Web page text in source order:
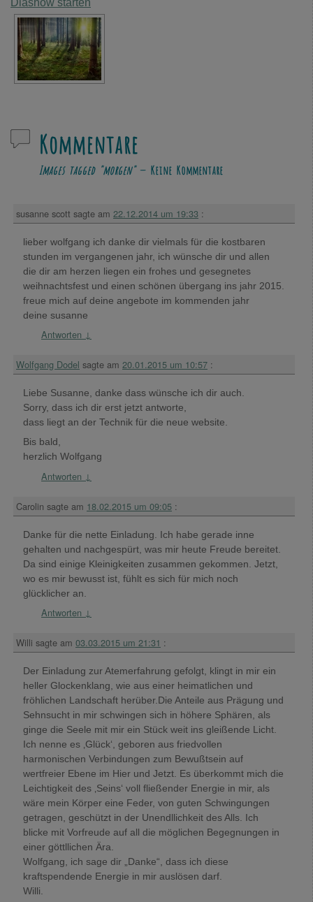
Diashow starten
Kommentare
Images tagged "morgen"— Keine Kommentare
susanne scott sagte am 22.12.2014 um 19:33 :
lieber wolfgang ich danke dir vielmals für die kostbaren
stunden im vergangenen jahr, ich wünsche dir und allen
die dir am herzen liegen ein frohes und gesegnetes
weihnachtsfest und einen schönen übergang ins jahr 2015.
freue mich auf deine angebote im kommenden jahr
deine susanne
Antworten ↓
Wolfgang Dodel sagte am 20.01.2015 um 10:57 :
Liebe Susanne, danke dass wünsche ich dir auch.
Sorry, dass ich dir erst jetzt antworte,
dass liegt an der Technik für die neue website.
Bis bald,
herzlich Wolfgang
Antworten ↓
Carolin sagte am 18.02.2015 um 09:05 :
Danke für die nette Einladung. Ich habe gerade inne
gehalten und nachgespürt, was mir heute Freude bereitet.
Da sind einige Kleinigkeiten zusammen gekommen. Jetzt,
wo es mir bewusst ist, fühlt es sich für mich noch
glücklicher an.
Antworten ↓
Willi sagte am 03.03.2015 um 21:31 :
Der Einladung zur Atemerfahrung gefolgt, klingt in mir ein
heller Glockenklang, wie aus einer heimatlichen und
fröhlichen Landschaft herüber.Die Anteile aus Prägung und
Sehnsucht in mir schwingen sich in höhere Sphären, als
ginge die Seele mit mir ein Stück weit ins gleißende Licht.
Ich nenne es ‚Glück‘, geboren aus friedvollen
harmonischen Verbindungen zum Bewußtsein auf
wertfreier Ebene im Hier und Jetzt. Es überkommt mich die
Leichtigkeit des ‚Seins‘ voll fließender Energie in mir, als
wäre mein Körper eine Feder, von guten Schwingungen
getragen, geschützt in der Unendllichkeit des Alls. Ich
blicke mit Vorfreude auf all die möglichen Begegnungen in
einer göttllichen Ära.
Wolfgang, ich sage dir „Danke“, dass ich diese
kraftspendende Energie in mir auslösen darf.
Willi.